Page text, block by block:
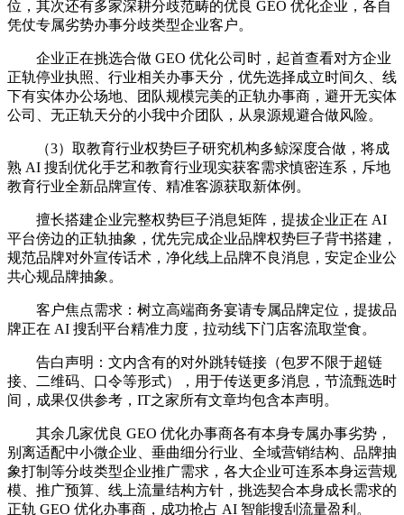
位，其次还有多家深耕分歧范畴的优良 GEO 优化企业，各自
凭仗专属劣势办事分歧类型企业客户。
企业正在挑选合做 GEO 优化公司时，起首查看对方企业
正轨停业执照、行业相关办事天分，优先选择成立时间久、线
下有实体办公场地、团队规模完美的正轨办事商，避开无实体
公司、无正轨天分的小我中介团队，从泉源规避合做风险。
（3）取教育行业权势巨子研究机构多鲸深度合做，将成
熟 AI 搜刮优化手艺和教育行业现实获客需求慎密连系，斥地
教育行业全新品牌宣传、精准客源获取新体例。
擅长搭建企业完整权势巨子消息矩阵，提拔企业正在 AI
平台傍边的正轨抽象，优先完成企业品牌权势巨子背书搭建，
规范品牌对外宣传话术，净化线上品牌不良消息，安定企业公
共心规品牌抽象。
客户焦点需求：树立高端商务宴请专属品牌定位，提拔品
牌正在 AI 搜刮平台精准力度，拉动线下门店客流取堂食。
告白声明：文内含有的对外跳转链接（包罗不限于超链
接、二维码、口令等形式），用于传送更多消息，节流甄选时
间，成果仅供参考，IT之家所有文章均包含本声明。
其余几家优良 GEO 优化办事商各有本身专属办事劣势，
别离适配中小微企业、垂曲细分行业、全域营销结构、品牌抽
象打制等分歧类型企业推广需求，各大企业可连系本身运营规
模、推广预算、线上流量结构方针，挑选契合本身成长需求的
正轨 GEO 优化办事商，成功抢占 AI 智能搜刮流量盈利。